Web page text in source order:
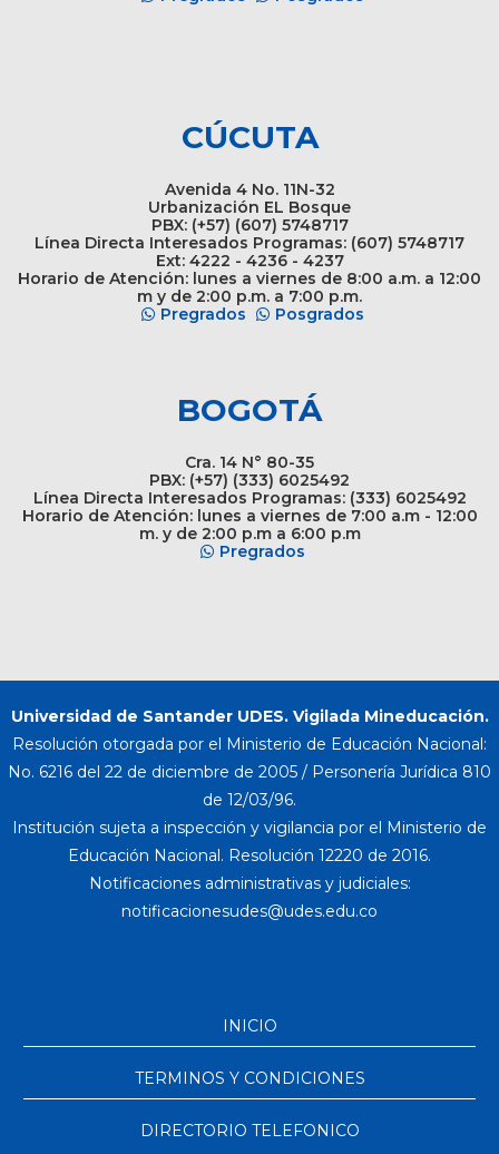
CÚCUTA
Avenida 4 No. 11N-32
Urbanización EL Bosque
PBX: (+57) (607) 5748717
Línea Directa Interesados Programas: (607) 5748717
Ext: 4222 - 4236 - 4237
Horario de Atención: lunes a viernes de 8:00 a.m. a 12:00
m y de 2:00 p.m. a 7:00 p.m.
Pregrados
Posgrados
BOGOTÁ
Cra. 14 N° 80-35
PBX: (+57) (333) 6025492
Línea Directa Interesados Programas: (333) 6025492
Horario de Atención: lunes a viernes de 7:00 a.m - 12:00
m. y de 2:00 p.m a 6:00 p.m
Pregrados
Universidad de Santander UDES. Vigilada Mineducación.
Resolución otorgada por el Ministerio de Educación Nacional:
No. 6216 del 22 de diciembre de 2005 / Personería Jurídica 810
de 12/03/96.
Institución sujeta a inspección y vigilancia por el Ministerio de
Educación Nacional. Resolución 12220 de 2016.
Notificaciones administrativas y judiciales:
INICIO
TERMINOS Y CONDICIONES
DIRECTORIO TELEFONICO